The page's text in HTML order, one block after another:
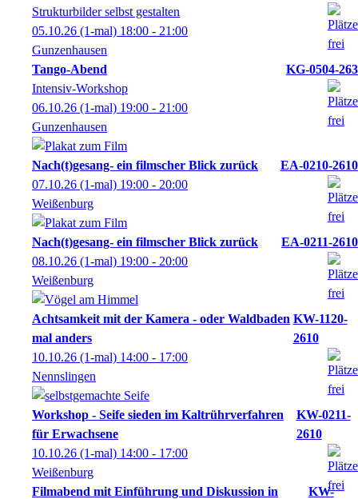
Strukturbilder selbst gestalten
05.10.26 (1-mal) 18:00 - 21:00
Gunzenhausen
Tango-Abend
KG-0504-263
Intensiv-Workshop
06.10.26 (1-mal) 19:00 - 21:00
Gunzenhausen
Nach(t)gesang- ein filmscher Blick zurück
EA-0210-2610
07.10.26 (1-mal) 19:00 - 20:00
Weißenburg
Nach(t)gesang- ein filmscher Blick zurück
EA-0211-2610
08.10.26 (1-mal) 19:00 - 20:00
Weißenburg
Achtsamkeit mit der Kamera - oder Waldbaden
mal anders
KW-1120-
2610
10.10.26 (1-mal) 14:00 - 17:00
Nennslingen
Workshop - Seife sieden im Kaltrührverfahren
für Erwachsene
KW-0211-
2610
10.10.26 (1-mal) 14:00 - 17:00
Weißenburg
Filmabend mit Einführung und Diskussion in
KW-